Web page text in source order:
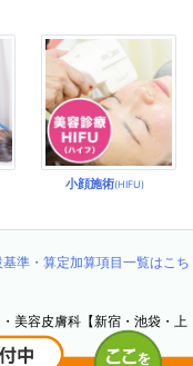
小顔施術(HIFU)
基準・算定加算項目一覧はこち
美容皮膚科【新宿・池袋・上